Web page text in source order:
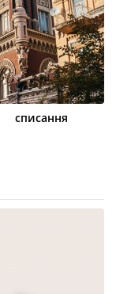
списання